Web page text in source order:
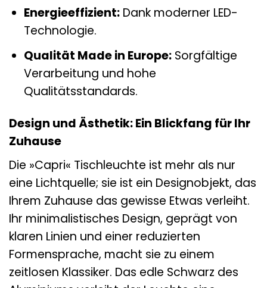
Energieeffizient:Dank moderner LED-
Technologie.
Qualität Made in Europe:Sorgfältige
Verarbeitung und hohe
Qualitätsstandards.
Design und Ästhetik: Ein Blickfang für Ihr
Zuhause
Die »Capri« Tischleuchte ist mehr als nur
eine Lichtquelle; sie ist ein Designobjekt, das
Ihrem Zuhause das gewisse Etwas verleiht.
Ihr minimalistisches Design, geprägt von
klaren Linien und einer reduzierten
Formensprache, macht sie zu einem
zeitlosen Klassiker. Das edle Schwarz des